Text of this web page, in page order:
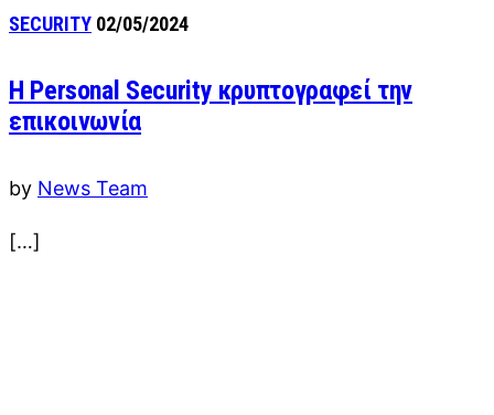
SECURITY 02/05/2024
Η Personal Security κρυπτογραφεί την
επικοινωνία
by News Team
[…]